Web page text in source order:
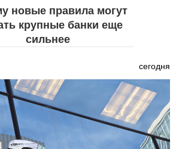
новые правила могут
крупные банки еще
сильнее
сегодня